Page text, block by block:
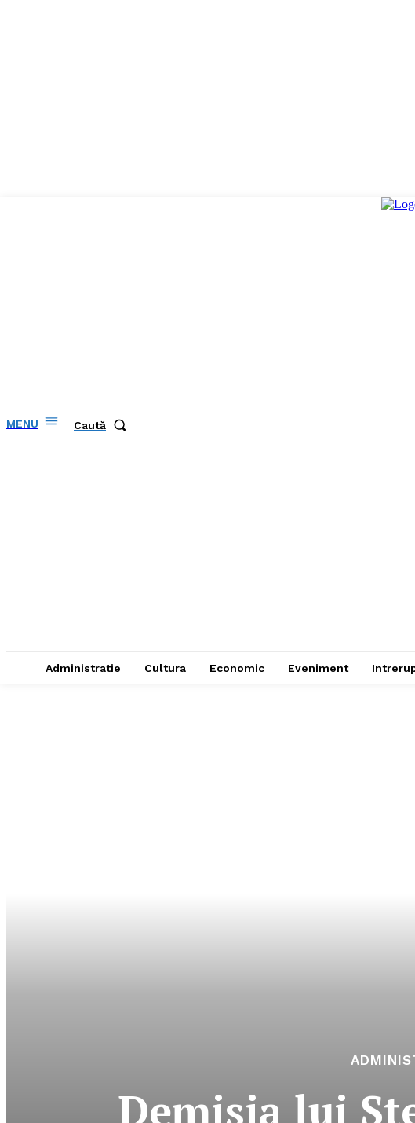
MENU Caută
Administratie Cultura Economic Eveniment
Demisia lui